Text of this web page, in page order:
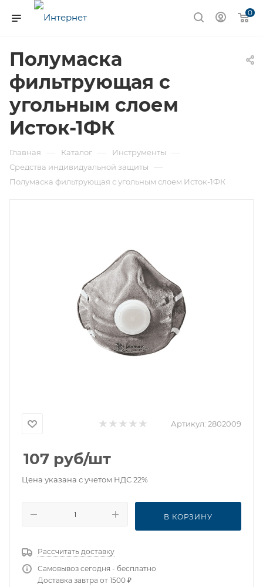
0
Полумаска
фильтрующая с
угольным слоем
Исток-1ФК
Главная — Каталог — Инструменты —
Средства индивидуальной защиты —
Полумаска фильтрующая с угольным слоем Исток-1ФК
Артикул: 2802009
107 руб/шт
Цена указана с учетом НДС 22%
В КОРЗИНУ
Рассчитать доставку
Самовывоз сегодня - бесплатно
Доставка завтра от 1500 ₽